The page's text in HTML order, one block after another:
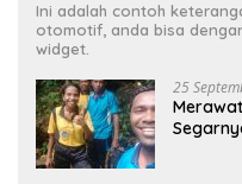
Ini adalah contoh
otomotif, anda bisa
widget.
25